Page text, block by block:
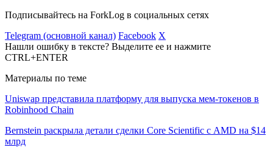
Подписывайтесь на ForkLog в социальных сетях
Telegram (основной канал) Facebook X
Нашли ошибку в тексте? Выделите ее и нажмите
CTRL+ENTER
Материалы по теме
Uniswap представила платформу для выпуска мем-токенов в
Robinhood Chain
Bernstein раскрыла детали сделки Core Scientific с AMD на $14
млрд